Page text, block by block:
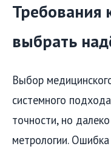
Требования
выбрать
Выбор
системного
точности, но
метрологии.